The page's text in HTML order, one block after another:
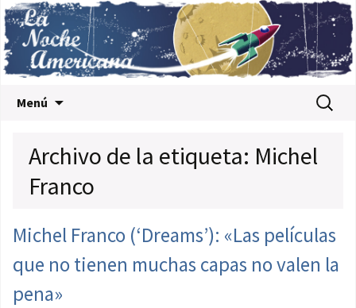
Menú Buscar:
Archivo de la etiqueta: Michel
Franco
Michel Franco (‘Dreams’): «Las películas
que no tienen muchas capas no valen la
pena»